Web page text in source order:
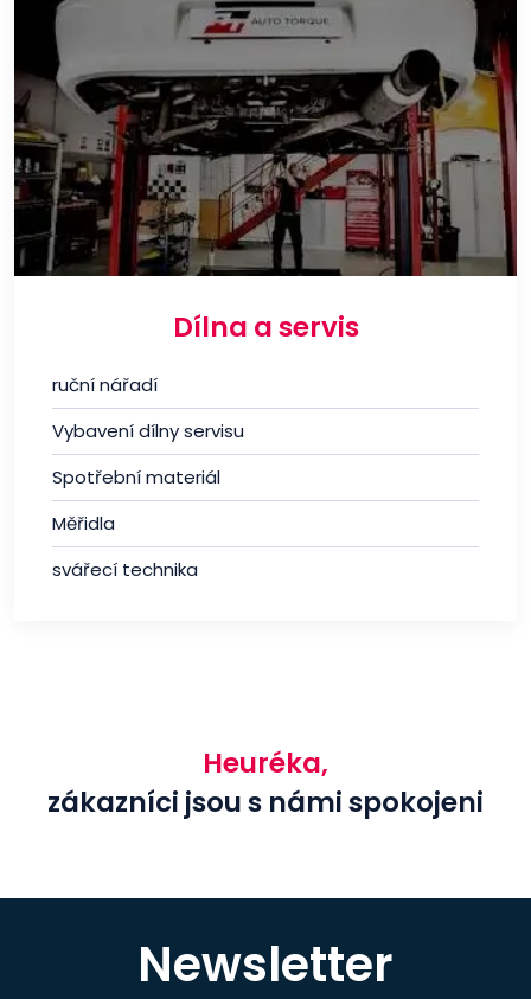
Dílna a servis
ruční nářadí
Vybavení dílny servisu
Spotřební materiál
Měřidla
svářecí technika
Heuréka,
zákazníci jsou s námi spokojeni
Newsletter